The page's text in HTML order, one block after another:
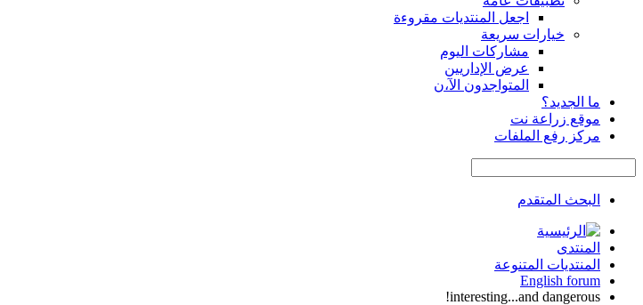
اجعل المنتديات مقروءة
خيارات سريعة
مشاركات اليوم
عرض الإداريين
المتواجدون الآ،ن
ما الجديد؟
موقع زراعة نت
مركز رفع الملفات
البحث المتقدم
المنتدى
المنتديات المتنوعة
English forum
interesting...and dangerous!